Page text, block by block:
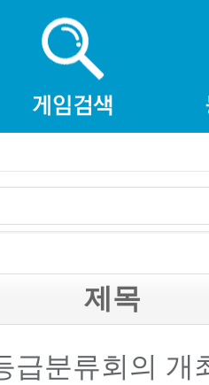
제목
급분류회의 개